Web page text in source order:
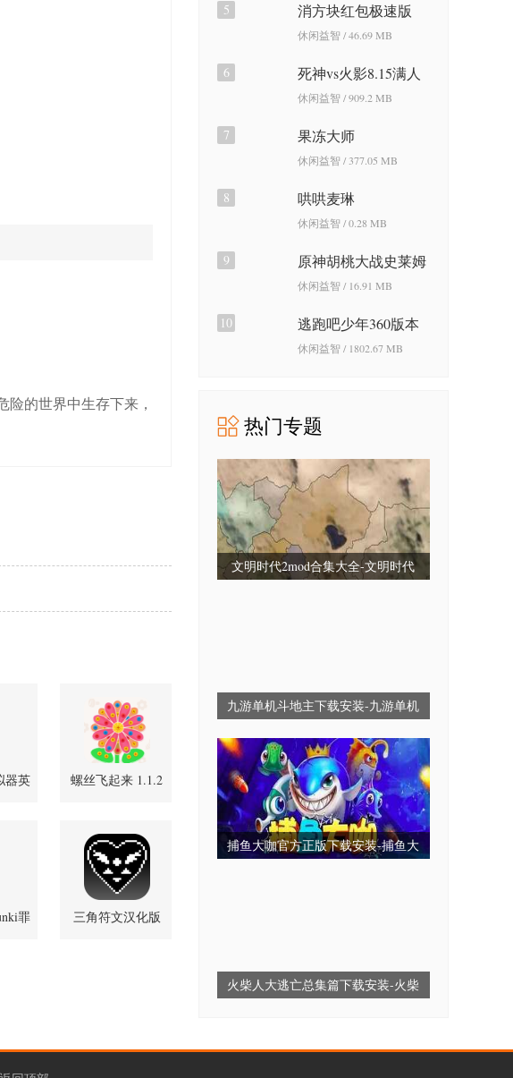
的世界中生存下来，
器英
螺丝飞起来 1.1.2
罪
三角符文汉化版
5 消方块红包极速版
休闲益智 / 46.69 MB
6
死神vs火影8.15满人
物版
休闲益智 / 909.2 MB
7 果冻大师
休闲益智 / 377.05 MB
8 哄哄麦琳
休闲益智 / 0.28 MB
9
原神胡桃大战史莱姆
游戏免费版
休闲益智 / 16.91 MB
10 逃跑吧少年360版本
休闲益智 / 1802.67 MB
热门专题
文明时代2mod合集大全-文明时代
九游单机斗地主下载安装-九游单机
无毒免费无需网
捕鱼大咖官方正版下载安装-捕鱼大
火柴人大逃亡总集篇下载安装-火柴